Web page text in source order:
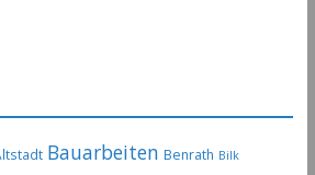
Bauarbeiten Benrath Bilk